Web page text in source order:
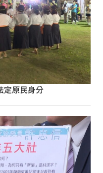
定原民身分